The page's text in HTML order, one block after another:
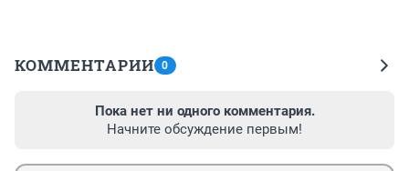
КОММЕНТАРИИ 0
Пока нет ни одного комментария.
Начните обсуждение первым!